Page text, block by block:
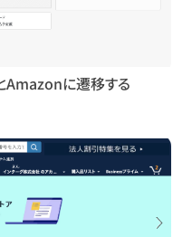
Amazonに遷移する